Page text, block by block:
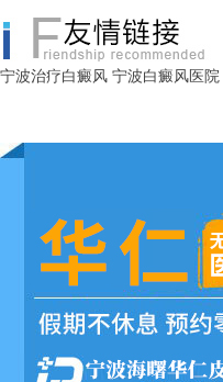
宁波治疗白癜风 宁波白癜风医院